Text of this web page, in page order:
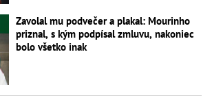
Zavolal mu podvečer a plakal: Mourinho
priznal, s kým podpísal zmluvu, nakoniec
bolo všetko inak